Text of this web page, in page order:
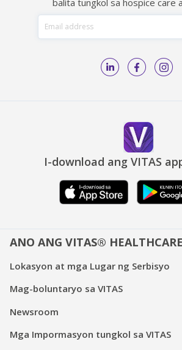
I-download ang VITAS
ANO ANG VITAS® HEALTHCARE
Lokasyon at mga Lugar ng Serbisyo
Mag-boluntaryo sa VITAS
Newsroom
Mga Impormasyon tungkol sa VITAS